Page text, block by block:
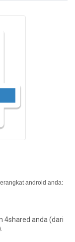
android anda:
4shared anda (dari